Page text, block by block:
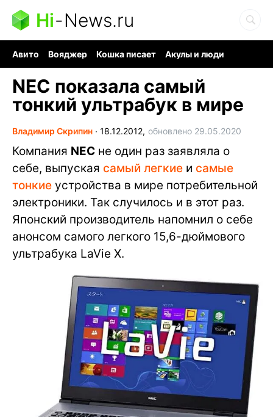
Hi-News.ru
Авито Вояджер Кошка писает
Акулы и люди
NEC показала самый
тонкий ультрабук в мире
Владимир Скрипин ∙ 18.12.2012, обновлено 29.05.2020
Компания NEC не один раз заявляла о
себе, выпуская самый легкие и самые
тонкие устройства в мире потребительной
электроники. Так случилось и в этот раз.
Японский производитель напомнил о себе
анонсом самого легкого 15,6-дюймового
ультрабука LaVie X.